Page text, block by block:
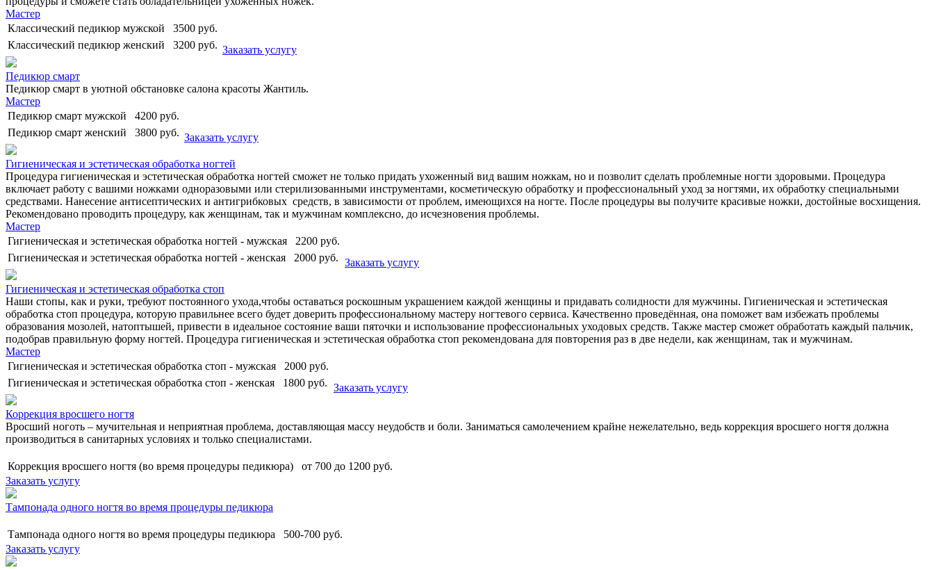
Мастер
Классический педикюр мужской
3500 руб.
Классический педикюр женский
3200 руб. Заказать услугу
Педикюр смарт
Педикюр смарт в уютной обстановке салона красоты Жантиль.
Мастер
Педикюр смарт мужской
4200 руб.
Педикюр смарт женский
3800 руб. Заказать услугу
Гигиеническая и эстетическая обработка ногтей
Процедура гигиеническая и эстетическая обработка ногтей сможет не только придать ухоженный вид вашим ножкам, но и позволит сделать проблемные ногти здоровыми. Процедура
включает работу с вашими ножками одноразовыми или стерилизованными инструментами, косметическую обработку и профессиональный уход за ногтями, их обработку специальными
средствами. Нанесение антисептических и антигрибковых средств, в зависимости от проблем, имеющихся на ногте. После процедуры вы получите красивые ножки, достойные восхищения.
Рекомендовано проводить процедуру, как женщинам, так и мужчинам комплексно, до исчезновения проблемы.
Мастер
Гигиеническая и эстетическая обработка ногтей - мужская
2200 руб.
Гигиеническая и эстетическая обработка ногтей - женская
2000 руб. Заказать услугу
Гигиеническая и эстетическая обработка стоп
Наши стопы, как и руки, требуют постоянного ухода,чтобы оставаться роскошным украшением каждой женщины и придавать солидности для мужчины. Гигиеническая и эстетическая
обработка стоп процедура, которую правильнее всего будет доверить профессиональному мастеру ногтевого сервиса. Качественно проведённая, она поможет вам избежать проблемы
образования мозолей, натоптышей, привести в идеальное состояние ваши пяточки и использование профессиональных уходовых средств. Также мастер сможет обработать каждый пальчик,
подобрав правильную форму ногтей. Процедура гигиеническая и эстетическая обработка стоп рекомендована для повторения раз в две недели, как женщинам, так и мужчинам.
Мастер
Гигиеническая и эстетическая обработка стоп - мужская
2000 руб.
Гигиеническая и эстетическая обработка стоп - женская
1800 руб. Заказать услугу
Коррекция вросшего ногтя
Вросший ноготь – мучительная и неприятная проблема, доставляющая массу неудобств и боли. Заниматься самолечением крайне нежелательно, ведь коррекция вросшего ногтя должна
производиться в санитарных условиях и только специалистами.
Коррекция вросшего ногтя (во время процедуры педикюра) от 700 до 1200 руб.
Заказать услугу
Тампонада одного ногтя во время процедуры педикюра
Тампонада одного ногтя во время процедуры педикюра 500-700 руб.
Заказать услугу